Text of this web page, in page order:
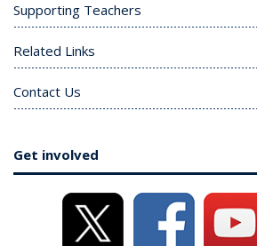
Supporting Teachers
Related Links
Contact Us
Get involved